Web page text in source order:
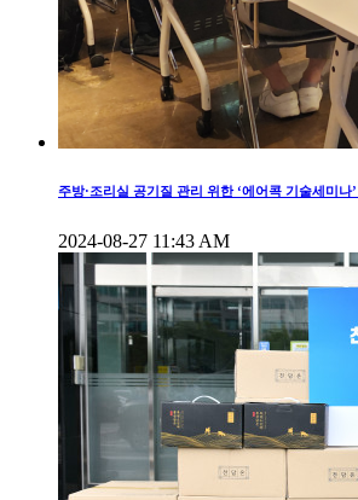
주방·조리실 공기질 관리 위한 ‘에어콕 기술세미나
2024-08-27 11:43 AM